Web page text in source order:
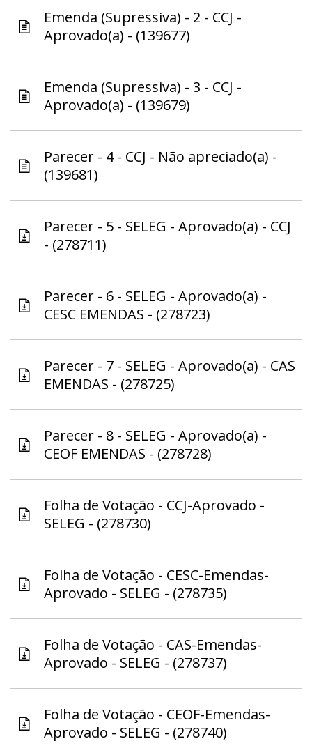
Emenda (Supressiva) - 2 - CCJ -
Aprovado(a) - (139677)
Emenda (Supressiva) - 3 - CCJ -
Aprovado(a) - (139679)
Parecer - 4 - CCJ - Não apreciado(a) -
(139681)
Parecer - 5 - SELEG - Aprovado(a) - CCJ
- (278711)
Parecer - 6 - SELEG - Aprovado(a) -
CESC EMENDAS - (278723)
Parecer - 7 - SELEG - Aprovado(a) - CAS
EMENDAS - (278725)
Parecer - 8 - SELEG - Aprovado(a) -
CEOF EMENDAS - (278728)
Folha de Votação - CCJ-Aprovado -
SELEG - (278730)
Folha de Votação - CESC-Emendas-
Aprovado - SELEG - (278735)
Folha de Votação - CAS-Emendas-
Aprovado - SELEG - (278737)
Folha de Votação - CEOF-Emendas-
Aprovado - SELEG - (278740)